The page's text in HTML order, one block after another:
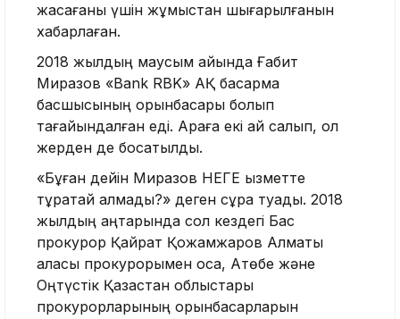
жасағаны үшін жұмыстан шығарылғанын
хабарлаған.
2018 жылдың маусым айында Ғабит
Миразов «Bank RBK» АҚ басқарма
басшысының орынбасары болып
тағайындалған еді. Араға екі ай салып, ол
жерден де босатылды.
«Бұған дейін Миразов НЕГЕ қызметте
тұрақтай алмады?» деген сұрақ туады. 2018
жылдың қаңтарында сол кездегі Бас
прокурор Қайрат Қожамжаров Алматы
қаласы прокурорымен қоса, Ақтөбе және
Оңтүстік Қазақстан облыстары
прокурорларының орынбасарларын